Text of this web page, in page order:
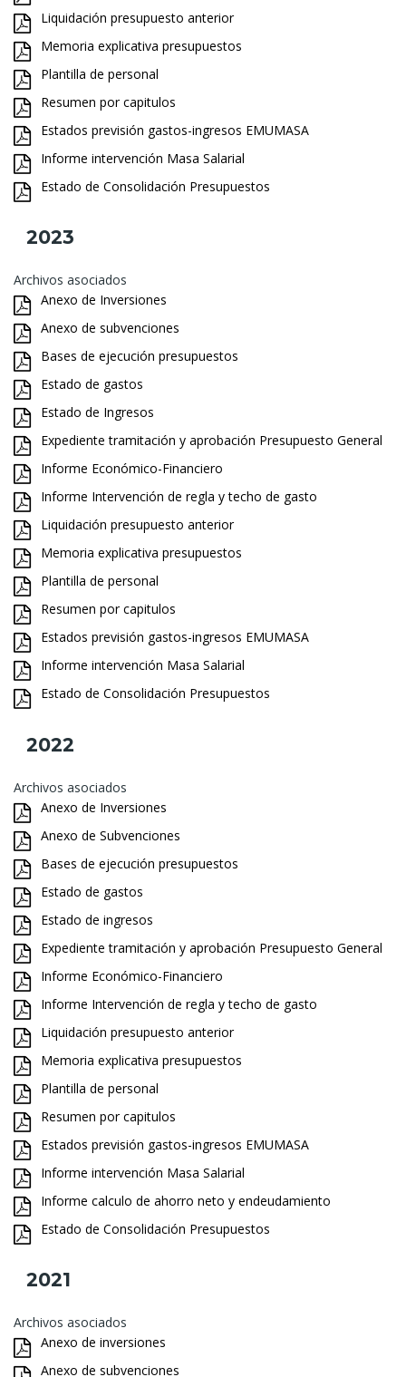
Liquidación presupuesto anterior
Memoria explicativa presupuestos
Plantilla de personal
Resumen por capitulos
Estados previsión gastos-ingresos EMUMASA
Informe intervención Masa Salarial
Estado de Consolidación Presupuestos
2023
Archivos asociados
Anexo de Inversiones
Anexo de subvenciones
Bases de ejecución presupuestos
Estado de gastos
Estado de Ingresos
Expediente tramitación y aprobación Presupuesto General
Informe Económico-Financiero
Informe Intervención de regla y techo de gasto
Liquidación presupuesto anterior
Memoria explicativa presupuestos
Plantilla de personal
Resumen por capitulos
Estados previsión gastos-ingresos EMUMASA
Informe intervención Masa Salarial
Estado de Consolidación Presupuestos
2022
Archivos asociados
Anexo de Inversiones
Anexo de Subvenciones
Bases de ejecución presupuestos
Estado de gastos
Estado de ingresos
Expediente tramitación y aprobación Presupuesto General
Informe Económico-Financiero
Informe Intervención de regla y techo de gasto
Liquidación presupuesto anterior
Memoria explicativa presupuestos
Plantilla de personal
Resumen por capitulos
Estados previsión gastos-ingresos EMUMASA
Informe intervención Masa Salarial
Informe calculo de ahorro neto y endeudamiento
Estado de Consolidación Presupuestos
2021
Archivos asociados
Anexo de inversiones
Anexo de subvenciones